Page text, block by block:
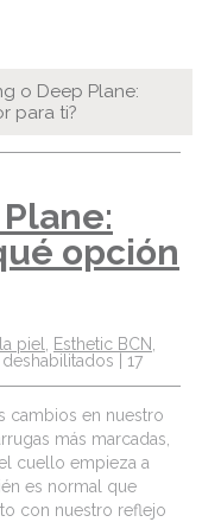
o Deep Plane:
para ti?
opción
piel Esthetic BCN
deshabilitados
17
cambios en nuestro
más marcadas,
cuello empieza a
es normal que
con nuestro reflejo